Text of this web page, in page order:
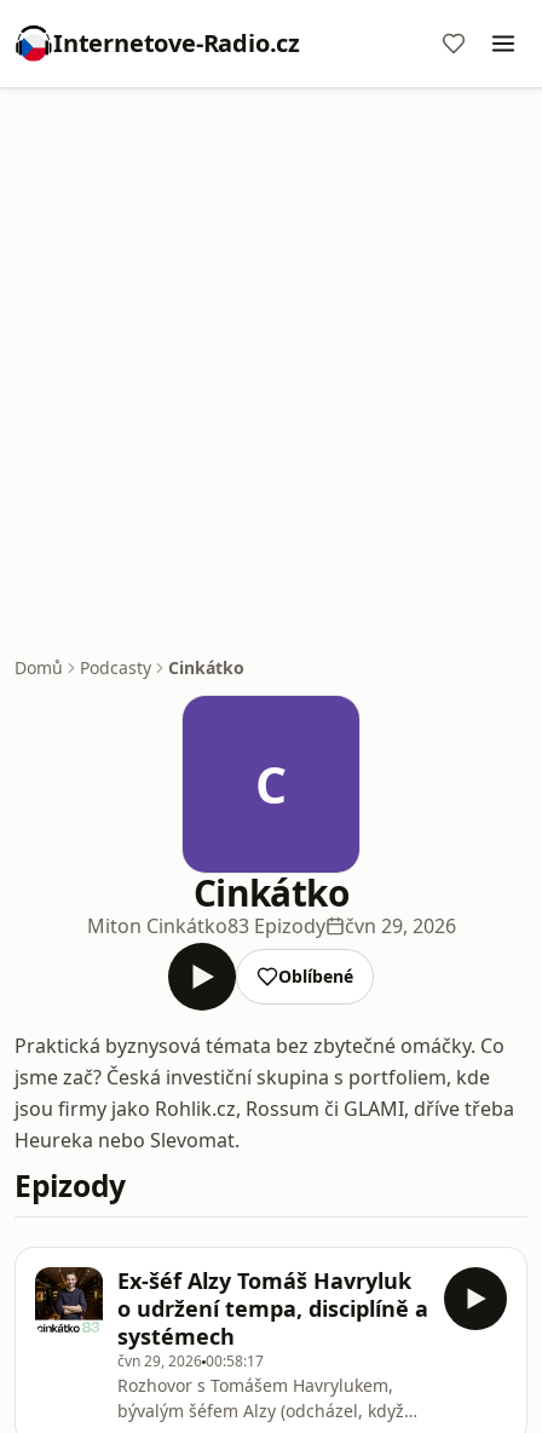
Internetove-Radio.cz
Domů Podcasty Cinkátko
C
Cinkátko
Miton Cinkátko83 Epizody čvn 29, 2026
Oblíbené
Praktická byznysová témata bez zbytečné omáčky. Co
jsme zač? Česká investiční skupina s portfoliem, kde
jsou firmy jako Rohlik.cz, Rossum či GLAMI, dříve třeba
Heureka nebo Slevomat.
Epizody
Ex-šéf Alzy Tomáš Havryluk
o udržení tempa, disciplíně a
systémech
čvn 29, 202600:58:17
Rozhovor s Tomášem Havrylukem,
bývalým šéfem Alzy (odcházel, když